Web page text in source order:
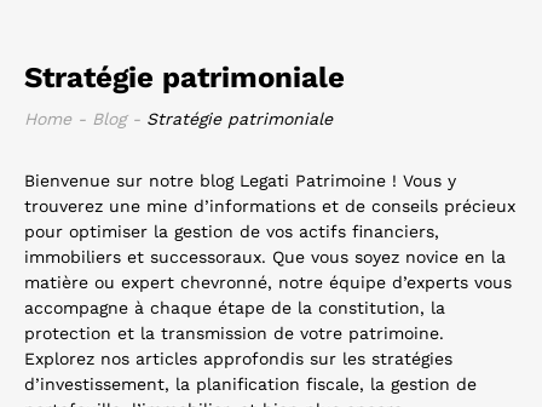
Stratégie patrimoniale
Home - Blog - Stratégie patrimoniale
Bienvenue sur notre blog Legati Patrimoine ! Vous y
trouverez une mine d’informations et de conseils précieux
pour optimiser la gestion de vos actifs financiers,
immobiliers et successoraux. Que vous soyez novice en la
matière ou expert chevronné, notre équipe d’experts vous
accompagne à chaque étape de la constitution, la
protection et la transmission de votre patrimoine.
Explorez nos articles approfondis sur les stratégies
d’investissement, la planification fiscale, la gestion de